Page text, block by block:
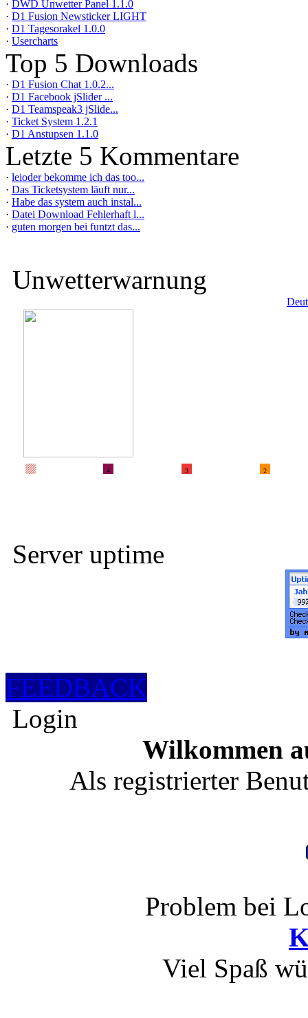
· DWD Unwetter Panel 1.1.0
· D1 Fusion Newsticker LIGHT
· D1 Tagesorakel 1.0.0
· Usercharts
Top 5 Downloads
· D1 Fusion Chat 1.0.2...
· D1 Facebook jSlider ...
· D1 Teamspeak3 jSlide...
· Ticket System 1.2.1
· D1 Anstupsen 1.1.0
Letzte 5 Kommentare
· leioder bekomme ich das too...
· Das Ticketsystem läuft nur...
· Habe das system auch instal...
· Datei Download Fehlerhaft l...
· guten morgen bei funtzt das...
Unwetterwarnung
4 3 2
Server uptime
FEEDBACK
Login
Wilkommen
Als registrierter
Problem bei
Viel Spaß